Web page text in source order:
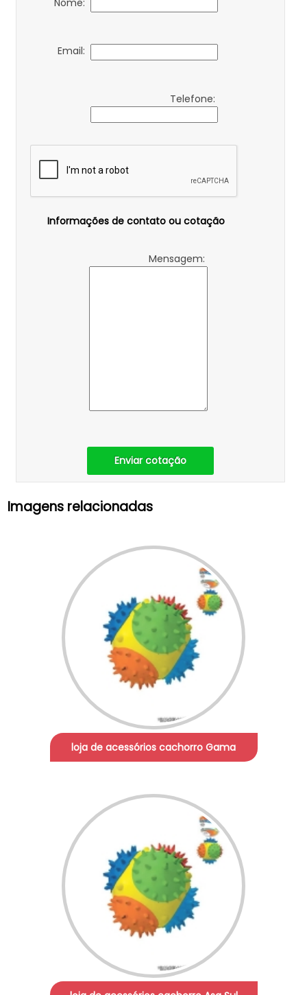
Nome:
Email:
Telefone:
Informações de contato ou cotação
Mensagem:
Enviar cotação
Imagens relacionadas
loja de acessórios cachorro Gama